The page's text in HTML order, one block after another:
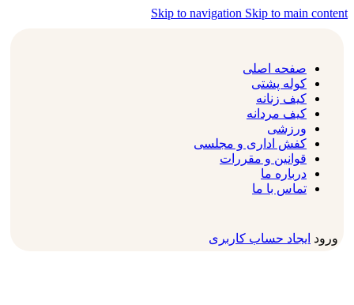
Skip to navigation Skip to main content
صفحه اصلی
کوله پشتی
کیف زنانه
کیف مردانه
ورزشی
کفش اداری و مجلسی
قوانین و مقررات
درباره ما
تماس با ما
ورود ایجاد حساب کاربری